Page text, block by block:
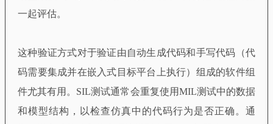
一起评估。
这种验证方式对于验证由自动生成代码和手写代码（代
码需要集成并在嵌入式目标平台上执行）组成的软件组
件尤其有用。SIL测试通常会重复使用MIL测试中的数据
和模型结构，以检查仿真中的代码行为是否正确。通